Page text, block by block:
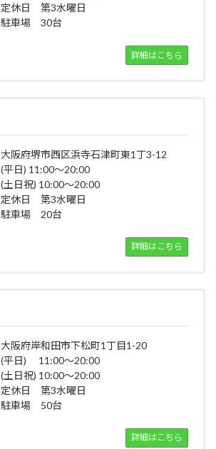
定休日 第3水曜日
駐車場 30台
詳細はこちら
大阪府堺市西区浜寺石津町東1丁3-12
(平日) 11:00～20:00
(土日祝) 10:00～20:00
定休日 第3水曜日
駐車場 20台
詳細はこちら
大阪府岸和田市下松町1丁目1-20
(平日) 11:00～20:00
(土日祝) 10:00～20:00
定休日 第3水曜日
駐車場 50台
詳細はこちら